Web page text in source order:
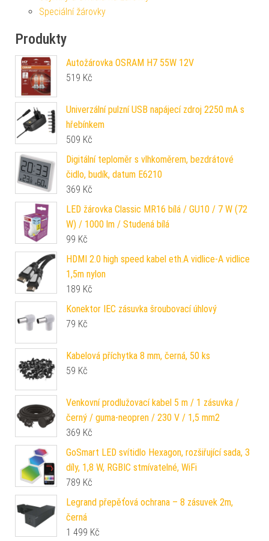
Speciální žárovky
Produkty
Autožárovka OSRAM H7 55W 12V
519 Kč
Univerzální pulzní USB napájecí zdroj 2250 mA s
hřebínkem
509 Kč
Digitální teploměr s vlhkoměrem, bezdrátové
čidlo, budík, datum E6210
369 Kč
LED žárovka Classic MR16 bílá / GU10 / 7 W (72
W) / 1000 lm / Studená bílá
99 Kč
HDMI 2.0 high speed kabel eth.A vidlice-A vidlice
1,5m nylon
189 Kč
Konektor IEC zásuvka šroubovací úhlový
79 Kč
Kabelová příchytka 8 mm, černá, 50 ks
59 Kč
Venkovní prodlužovací kabel 5 m / 1 zásuvka /
černý / guma-neopren / 230 V / 1,5 mm2
369 Kč
GoSmart LED svítidlo Hexagon, rozšiřující sada, 3
díly, 1,8 W, RGBIC stmívatelné, WiFi
789 Kč
Legrand přepěťová ochrana – 8 zásuvek 2m,
černá
1 499 Kč